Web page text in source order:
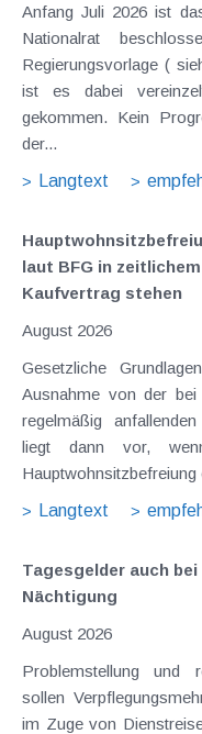
Anfang Juli 2026 ist
Nationalrat
Regierungsvorlage (
ist es dabei
gekommen. Kein Progressionsvorbehalt bei der Erhöhung
der...
Langtext
laut BFG in
Kaufvertrag stehen
August 2026
Gesetzliche Grundlagen
Ausnahme von der bei
regelmäßig
liegt dann vor,
Hauptwohnsitzbefreiung
Langtext
Tagesgelder auch
Nächtigung
August 2026
Problemstellung und
sollen
im Zuge von